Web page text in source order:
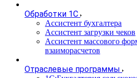
Обработки 1С
Ассистент бухгалтера
Ассистент загрузки чеков
Ассистент массового
взаиморасчетов
Отраслевые программы